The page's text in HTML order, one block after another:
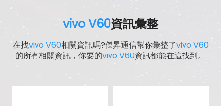
vivo V60資訊彙整
在找vivo V60相關資訊嗎?傑昇通信幫你彙整了vivo V60
的所有相關資訊，你要的vivo V60資訊都能在這找到。